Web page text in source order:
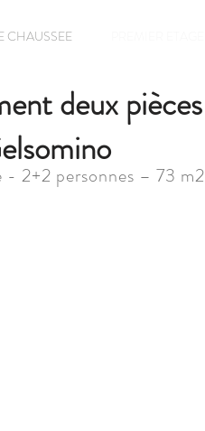
CHAUSSEE
deux pièces
- 2+2 personnes – 73 m2